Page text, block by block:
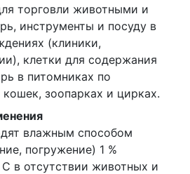
торговли животными и
инструменты и посуду в
(клиники,
клетки для содержания
в питомниках по
зоопарках и цирках.
влажным способом
погружение) 1 %
в отсутствии животных и